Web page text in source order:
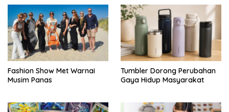
Fashion Show Met Warnai
Musim Panas
Tumbler Dorong Perubahan
Gaya Hidup Masyarakat